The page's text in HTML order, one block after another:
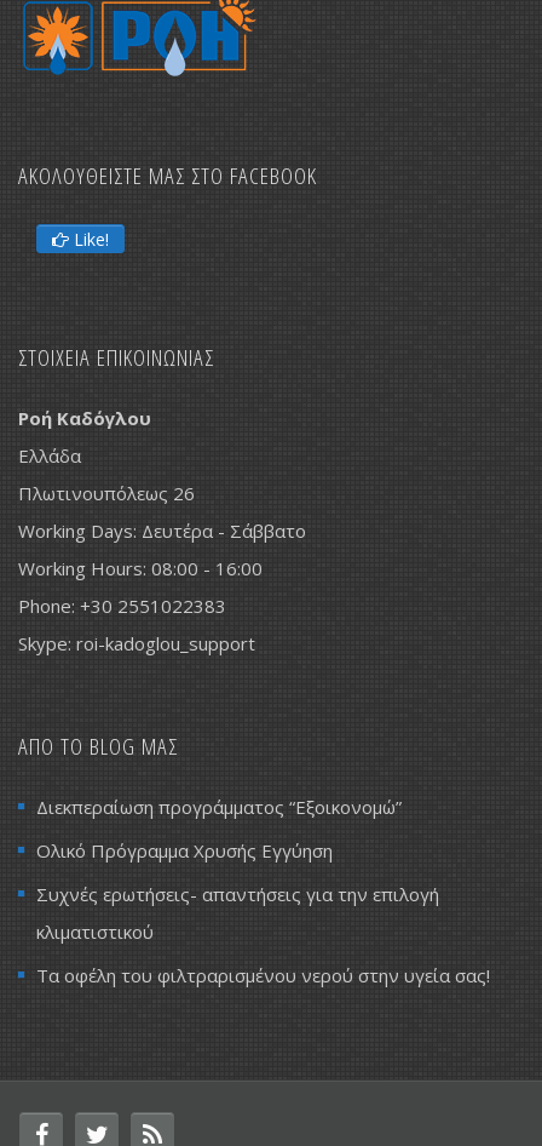
ΑΚΟΛΟΥΘΕΙΣΤΕ ΜΑΣ ΣΤΟ FACEBOOK
Like!
ΣΤΟΙΧΕΙΑ ΕΠΙΚΟΙΝΩΝΙΑΣ
Ροή Καδόγλου
Ελλάδα
Πλωτινουπόλεως 26
Working Days: Δευτέρα - Σάββατο
Working Hours: 08:00 - 16:00
Phone: +30 2551022383
Skype: roi-kadoglou_support
ΑΠΟ ΤΟ BLOG ΜΑΣ
Διεκπεραίωση προγράμματος “Εξοικονομώ”
Ολικό Πρόγραμμα Χρυσής Εγγύηση
Συχνές ερωτήσεις- απαντήσεις για την επιλογή
κλιματιστικού
Τα οφέλη του φιλτραρισμένου νερού στην υγεία σας!